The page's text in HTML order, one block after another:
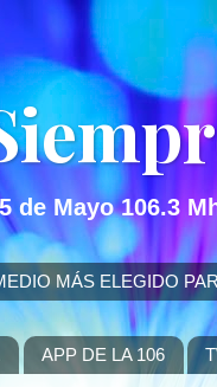
de Mayo 106.3
MÁS ELEGIDO
APP DE LA 106